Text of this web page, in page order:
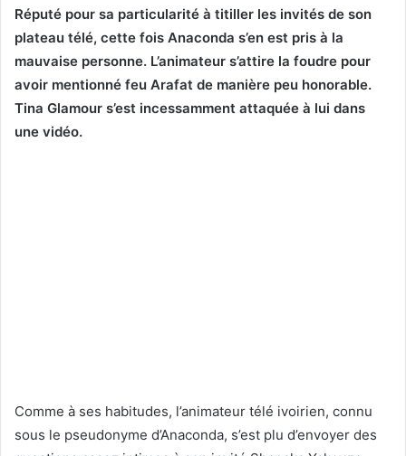
Réputé pour sa particularité à titiller les invités de son
plateau télé, cette fois Anaconda s’en est pris à la
mauvaise personne. L’animateur s’attire la foudre pour
avoir mentionné feu Arafat de manière peu honorable.
Tina Glamour s’est incessamment attaquée à lui dans
une vidéo.
Comme à ses habitudes, l’animateur télé ivoirien, connu
sous le pseudonyme d’Anaconda, s’est plu d’envoyer des